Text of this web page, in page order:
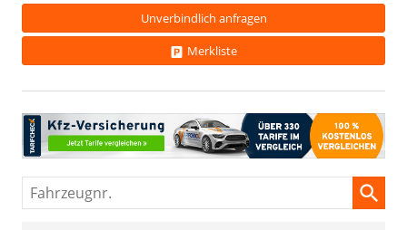
Unverbindlich anfragen
Merkliste
Fahrzeugnr.